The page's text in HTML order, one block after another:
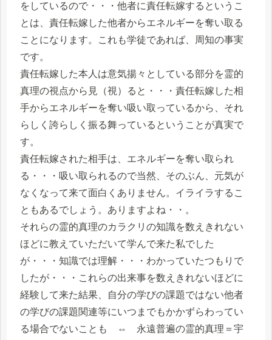
をしているので・・・他者に責任転嫁するというこ
とは、責任転嫁した他者からエネルギーを奪い取る
ことになります。これも学徒であれば、周知の事実
です。
責任転嫁した本人は意気揚々としている部分を霊的
真理の視点から見（視）ると・・・責任転嫁した相
手からエネルギーを奪い吸い取っているから、それ
らしく誇らしく振る舞っているということが真実で
す。
責任転嫁された相手は、エネルギーを奪い取られ
る・・・吸い取られるので当然、そのぶん、元気が
なくなって来て面白くありません。イライラするこ
ともあるでしょう。ありますよね・・。
それらの霊的真理のカラクリの知識を数えきれない
ほどに教えていただいて学んで来た私でした
が・・・知識では理解・・・わかっていたつもりで
したが・・・これらの出来事を数えきれないほどに
経験して来た結果、自分の学びの課題ではない他者
の学びの課題関連等にいつまでもかかずらわってい
る場合でないことも ⇔ 永遠普遍の霊的真理＝宇